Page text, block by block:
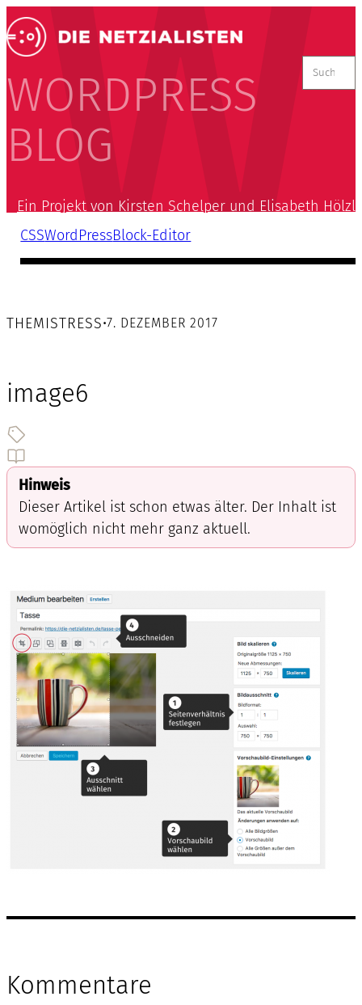
WORDPRESS
BLOG
nach:
Ein Projekt von Kirsten Schelper und Elisabeth Hölzl
CSSWordPressBlock-Editor
THEMISTRESS•7. DEZEMBER 2017
image6
Hinweis
Dieser Artikel ist schon etwas älter. Der Inhalt ist
womöglich nicht mehr ganz aktuell.
Kommentare